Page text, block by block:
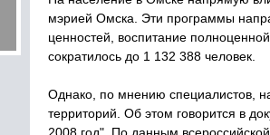
мэрией Омска. Эти программы
ценностей, воспитание
сократилось до 1 132 388 человек.
Однако, по мнению специалистов,
территорий. Об этом говорится в